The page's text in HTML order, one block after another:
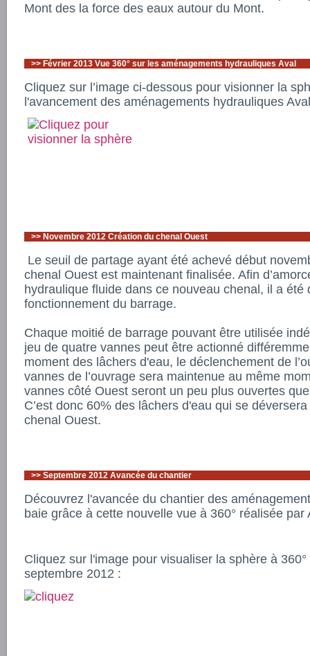
Mont des la force des eaux autour du Mont.
>> Février 2013 Vue 360° sur les aménagements hydrauliques Aval
Cliquez sur l’image ci-dessous pour visionner la
l'avancement des aménagements hydrauliques
>> Novembre 2012 Création du chenal Ouest
Le seuil de partage ayant été achevé début
chenal Ouest est maintenant finalisée. Afin
hydraulique fluide dans ce nouveau chenal, il a été
fonctionnement du barrage.
Chaque moitié de barrage pouvant être utilisée
jeu de quatre vannes peut être actionné
moment des lâchers d'eau, le déclenchement de
vannes de l’ouvrage sera maintenue au même
vannes côté Ouest seront un peu plus ouvertes
C’est donc 60% des lâchers d'eau qui se
chenal Ouest.
>> Septembre 2012 Avancée du chantier
Découvrez l'avancée du chantier des
baie grâce à cette nouvelle vue à 360° réalisée par
Cliquez sur l'image pour visualiser la sphère à
septembre 2012 :